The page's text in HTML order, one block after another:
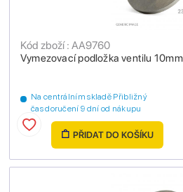
Vymezovací podložka ventilu
Kód zboží : AA9760
Na centrálním skladě Přibližný
čas doručení 9 dní od nákupu
PŘIDAT DO KOŠÍKU